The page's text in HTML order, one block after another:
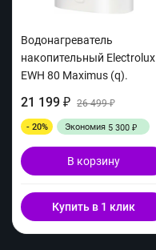
Водонагреватель
накопительный Electrolux
EWH 80 Maximus (q).
21 199 ₽ 26 499₽
- 20% Экономия 5 300 ₽
В корзину
Купить в 1 клик